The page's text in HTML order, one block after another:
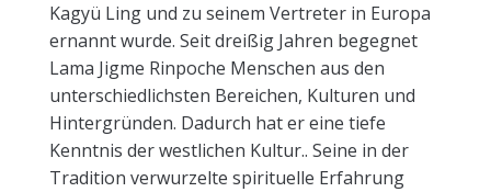
Kagyü Ling und zu seinem Vertreter in Europa
ernannt wurde. Seit dreißig Jahren begegnet
Lama Jigme Rinpoche Menschen aus den
unterschiedlichsten Bereichen, Kulturen und
Hintergründen. Dadurch hat er eine tiefe
Kenntnis der westlichen Kultur.. Seine in der
Tradition verwurzelte spirituelle Erfahrung